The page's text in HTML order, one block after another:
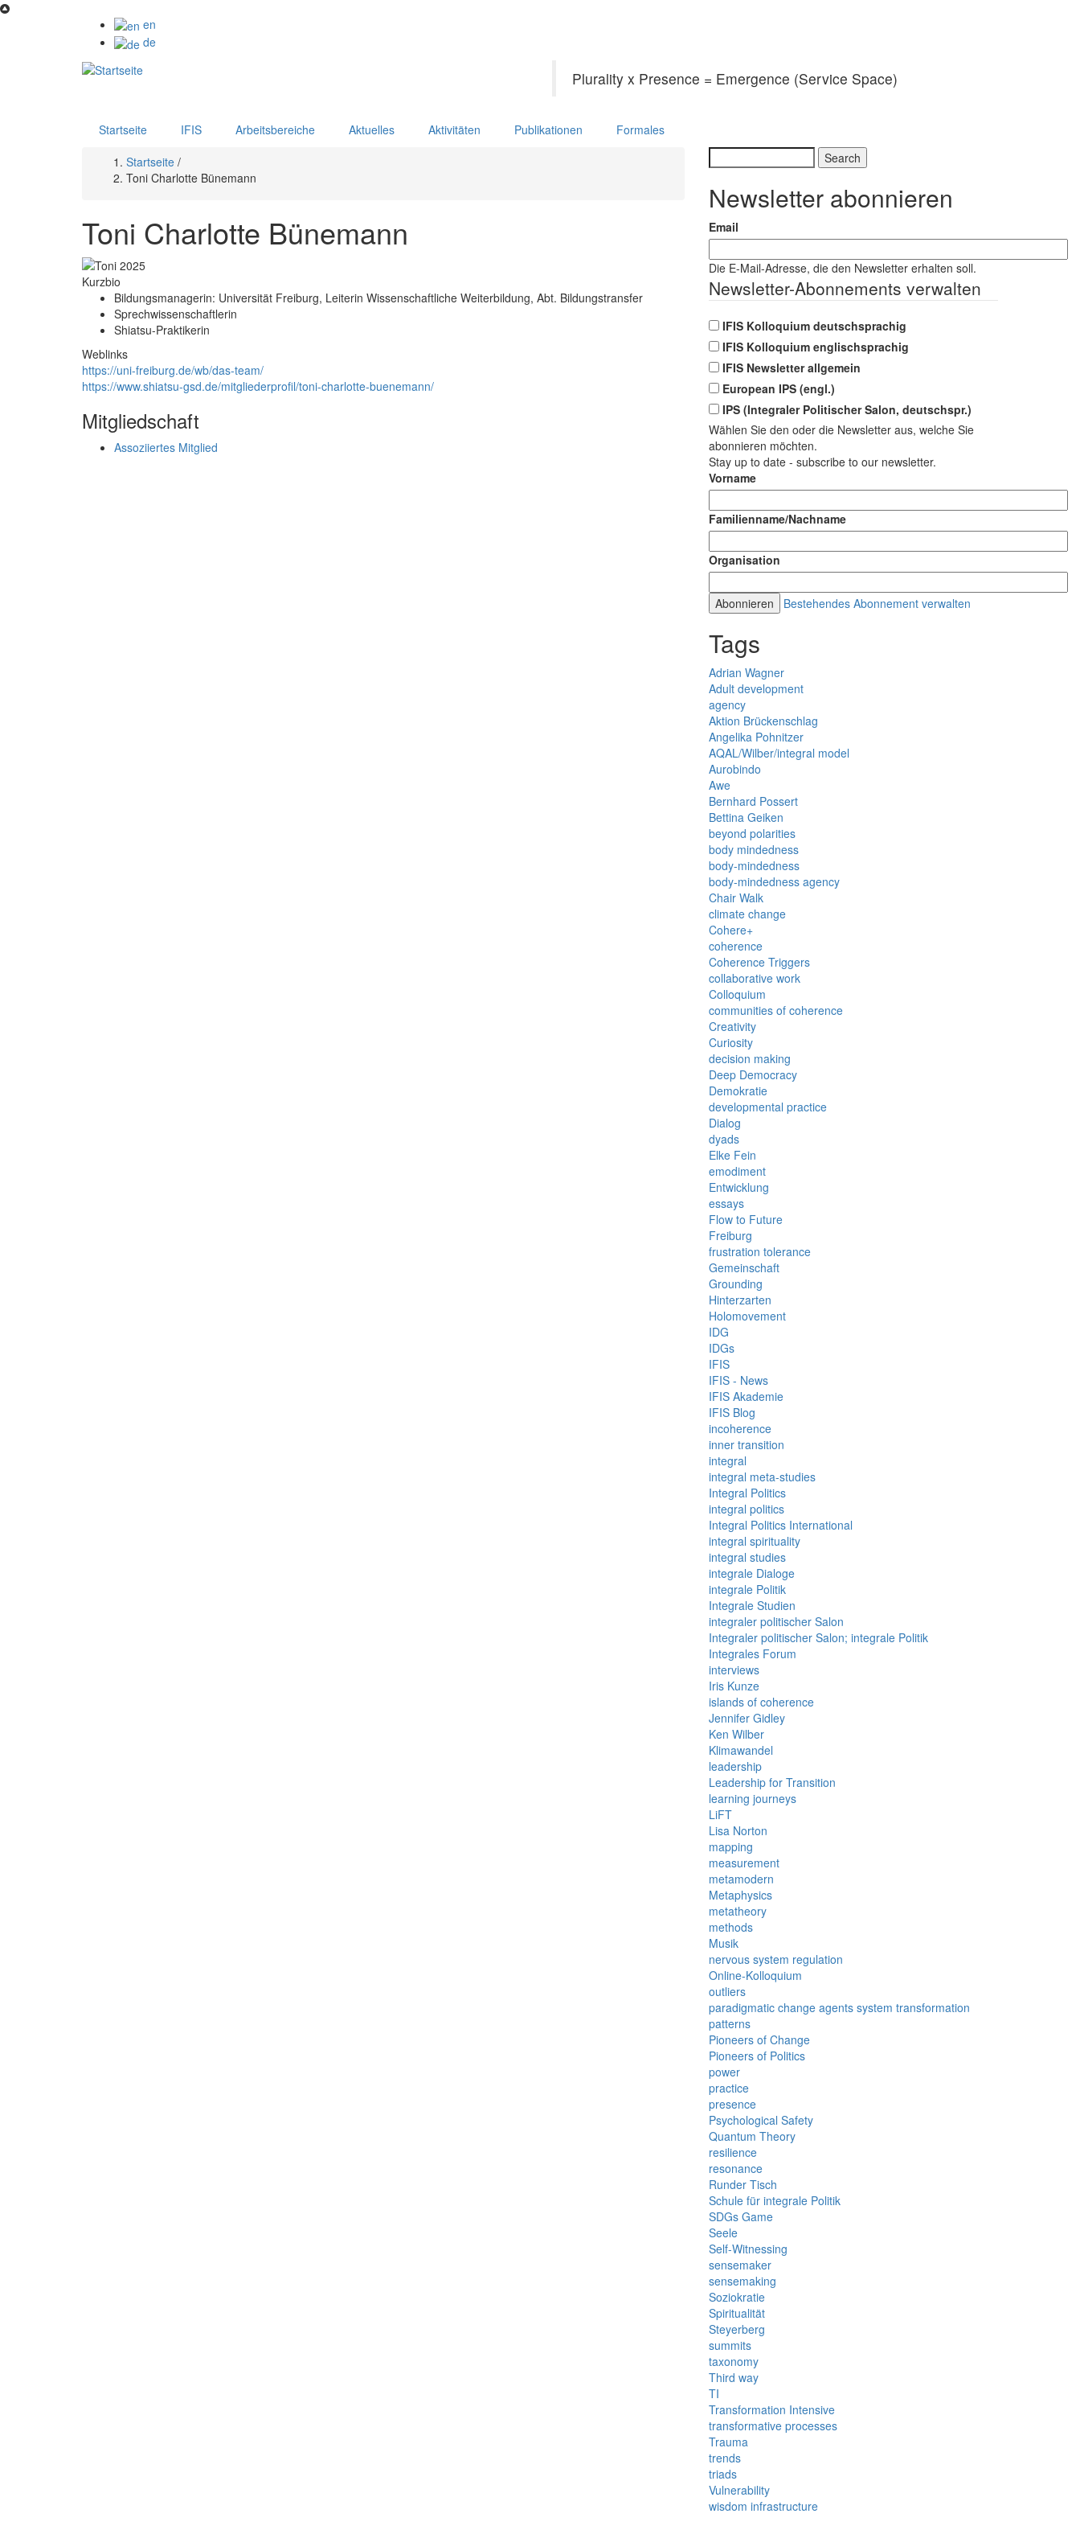
Direkt
en
de
Plurality x Presence = Emergence (Service Space)
Startseite IFIS Arbeitsbereiche Aktuelles Aktivitäten Publikationen Formales
Pfadnavigation
Startseite /
Toni Charlotte Bünemann
Toni Charlotte Bünemann
Kurzbio
Bildungsmanagerin: Universität Freiburg, Leiterin Wissenschaftliche Weiterbildung, Abt. Bildungstransfer
Sprechwissenschaftlerin
Shiatsu-Praktikerin
Weblinks
https://uni-freiburg.de/wb/das-team/
https://www.shiatsu-gsd.de/mitgliederprofil/toni-charlotte-buenemann/
Mitgliedschaft
Assoziiertes Mitglied
Newsletter abonnieren
Email
Die E-Mail-Adresse, die den Newsletter erhalten soll.
Newsletter-Abonnements verwalten
IFIS Kolloquium deutschsprachig
IFIS Kolloquium englischsprachig
IFIS Newsletter allgemein
European IPS (engl.)
IPS (Integraler Politischer Salon, deutschspr.)
Wählen Sie den oder die Newsletter aus, welche Sie
abonnieren möchten.
Stay up to date - subscribe to our newsletter.
Vorname
Familienname/Nachname
Organisation
Bestehendes Abonnement verwalten
Tags
Adrian Wagner
Adult development
agency
Aktion Brückenschlag
Angelika Pohnitzer
AQAL/Wilber/integral model
Aurobindo
Awe
Bernhard Possert
Bettina Geiken
beyond polarities
body mindedness
body-mindedness
body-mindedness agency
Chair Walk
climate change
Cohere+
coherence
Coherence Triggers
collaborative work
Colloquium
communities of coherence
Creativity
Curiosity
decision making
Deep Democracy
Demokratie
developmental practice
Dialog
dyads
Elke Fein
emodiment
Entwicklung
essays
Flow to Future
Freiburg
frustration tolerance
Gemeinschaft
Grounding
Hinterzarten
Holomovement
IDG
IDGs
IFIS
IFIS - News
IFIS Akademie
IFIS Blog
incoherence
inner transition
integral
integral meta-studies
Integral Politics
integral politics
Integral Politics International
integral spirituality
integral studies
integrale Dialoge
integrale Politik
Integrale Studien
integraler politischer Salon
Integraler politischer Salon; integrale Politik
Integrales Forum
interviews
Iris Kunze
islands of coherence
Jennifer Gidley
Ken Wilber
Klimawandel
leadership
Leadership for Transition
learning journeys
LiFT
Lisa Norton
mapping
measurement
metamodern
Metaphysics
metatheory
methods
Musik
nervous system regulation
Online-Kolloquium
outliers
paradigmatic change agents system transformation
patterns
Pioneers of Change
Pioneers of Politics
power
practice
presence
Psychological Safety
Quantum Theory
resilience
resonance
Runder Tisch
Schule für integrale Politik
SDGs Game
Seele
Self-Witnessing
sensemaker
sensemaking
Soziokratie
Spiritualität
Steyerberg
summits
taxonomy
Third way
TI
Transformation Intensive
transformative processes
Trauma
trends
triads
Vulnerability
wisdom infrastructure